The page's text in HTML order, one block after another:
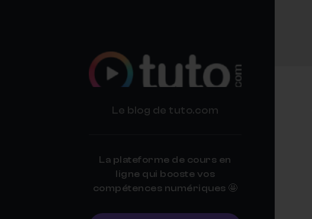
TUTO.COM
Le blog de tuto.com
La plateforme de cours en
ligne qui booste vos
compétences numériques 🤩